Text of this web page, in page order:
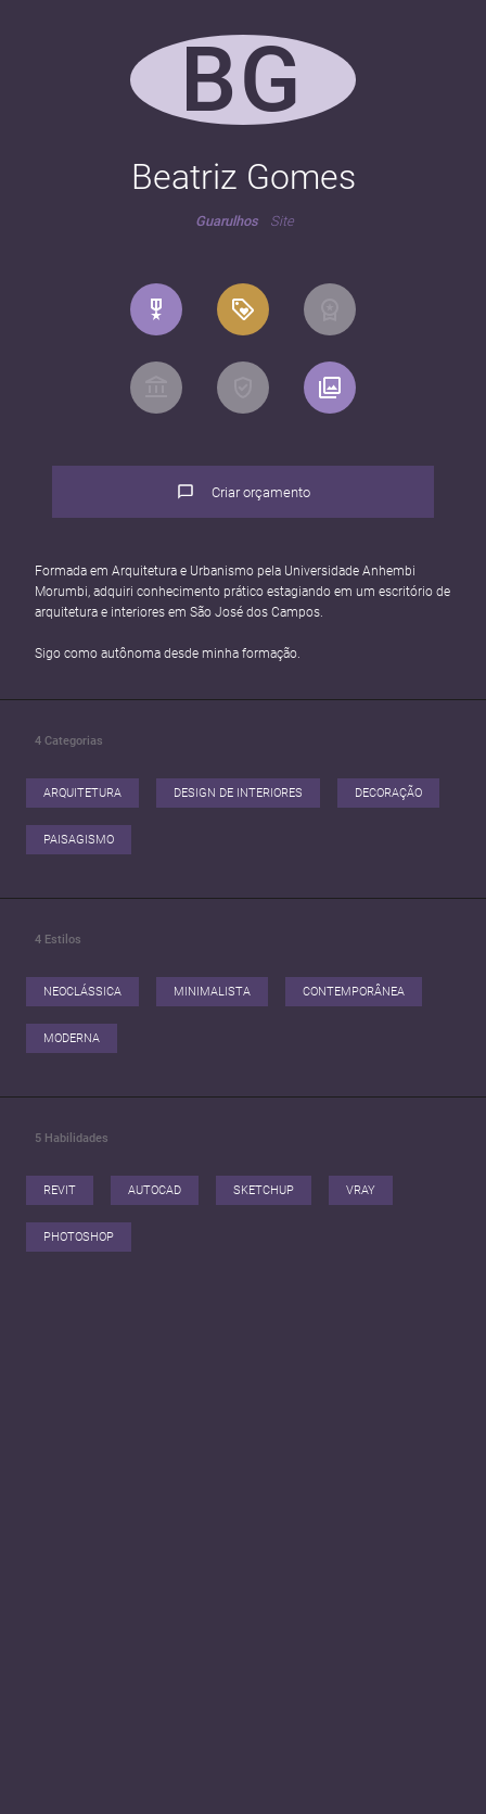
BG
Beatriz Gomes
Guarulhos Site
Criar orçamento
Formada em Arquitetura e Urbanismo pela Universidade Anhembi
Morumbi, adquiri conhecimento prático estagiando em um escritório de
arquitetura e interiores em São José dos Campos.
Sigo como autônoma desde minha formação.
4 Categorias
ARQUITETURA DESIGN DE INTERIORES DECORAÇÃO
PAISAGISMO
4 Estilos
NEOCLÁSSICA MINIMALISTA CONTEMPORÂNEA
MODERNA
5 Habilidades
REVIT AUTOCAD SKETCHUP VRAY
PHOTOSHOP